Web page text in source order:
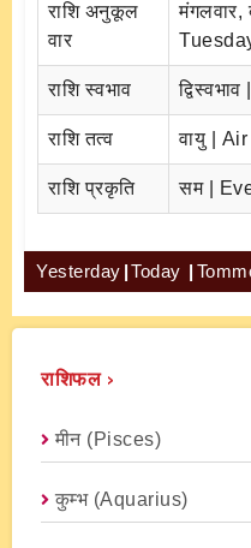
राशि अनुकूल
वार
मंगलवार,
राशि स्वभाव
राशि तत्व वायु | Air
राशि प्रकृति सम |
Yesterday |Today |
राशिफल ›
मीन (Pisces)
कुम्भ (Aquarius)